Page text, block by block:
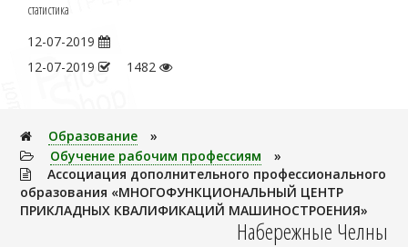
статистика
12-07-2019
12-07-2019
1482
Образование
»
Обучение рабочим профессиям
»
Ассоциация дополнительного профессионального
образования «МНОГОФУНКЦИОНАЛЬНЫЙ ЦЕНТР
ПРИКЛАДНЫХ КВАЛИФИКАЦИЙ МАШИНОСТРОЕНИЯ»
Набережные Челны